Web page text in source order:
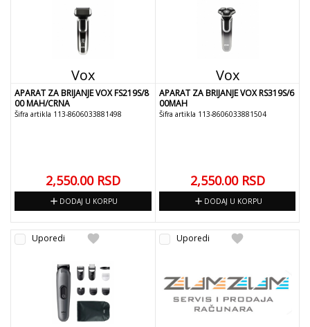
Vox
APARAT ZA BRIJANJE VOX FS219S/8
00 MAH/CRNA
Šifra artikla 113-8606033881498
2,550.00 RSD
add DODAJ U KORPU
Vox
APARAT ZA BRIJANJE VOX RS319S/6
00MAH
Šifra artikla 113-8606033881504
2,550.00 RSD
add DODAJ U KORPU
favorite
Uporedi favorite
Uporedi